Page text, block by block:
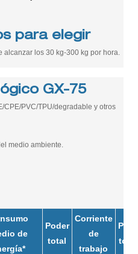
para elegir
alcanzar los 30 kg-300 kg por hora.
GX-75
CPE/PVC/TPU/degradable y otros
medio ambiente.
de
Poder
total
Corriente
de
trabajo
Peso
total